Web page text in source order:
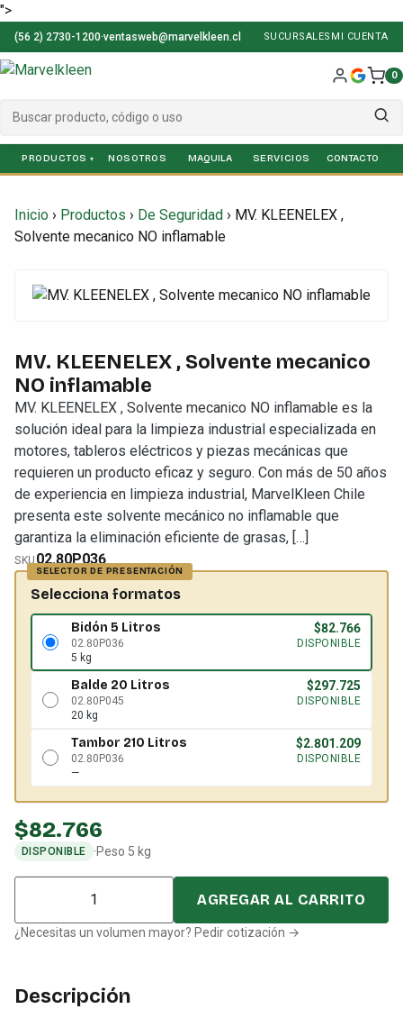
">
(56 2) 2730-1200·ventasweb@marvelkleen.cl SUCURSALES MI CUENTA
0
PRODUCTOS NOSOTROS SERVICIOS
Inicio › Productos › De Seguridad › MV. KLEENELEX ,
Solvente mecanico NO inflamable
MV. KLEENELEX , Solvente mecanico
NO inflamable
MV. KLEENELEX , Solvente mecanico NO inflamable es la
solución ideal para la limpieza industrial especializada en
motores, tableros eléctricos y piezas mecánicas que
requieren un producto eficaz y seguro. Con más de 50 años
de experiencia en limpieza industrial, MarvelKleen Chile
presenta este solvente mecánico no inflamable que
garantiza la eliminación eficiente de grasas, […]
SKU02.80P036
Selecciona formatos
Bidón 5 Litros
02.80P036
5 kg
$82.766
DISPONIBLE
Balde 20 Litros
02.80P045
20 kg
$297.725
DISPONIBLE
Tambor 210 Litros
02.80P036
—
$2.801.209
DISPONIBLE
$82.766
DISPONIBLE ·Peso 5 kg
Cantidad
AGREGAR AL CARRITO
¿Necesitas un volumen mayor? Pedir cotización →
Descripción